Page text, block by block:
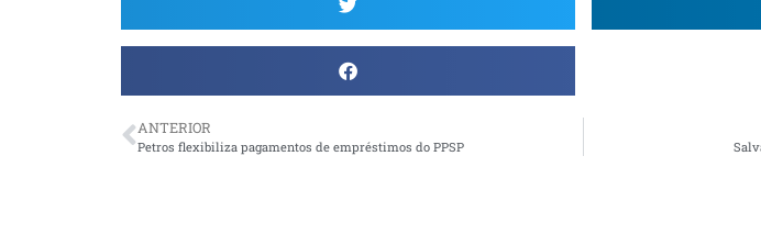
ANTERIOR
Petros flexibiliza pagamentos de empréstimos do PPSP